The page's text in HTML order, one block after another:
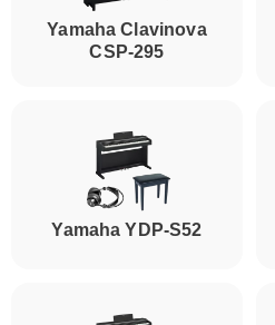
Yamaha Clavinova
CSP-295
Yamaha YDP-S52